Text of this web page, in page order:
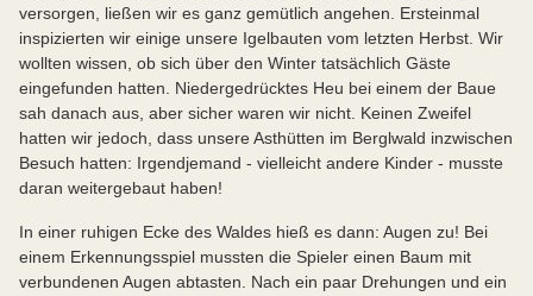
versorgen, ließen wir es ganz gemütlich angehen. Ersteinmal
inspizierten wir einige unsere Igelbauten vom letzten Herbst. Wir
wollten wissen, ob sich über den Winter tatsächlich Gäste
eingefunden hatten. Niedergedrücktes Heu bei einem der Baue
sah danach aus, aber sicher waren wir nicht. Keinen Zweifel
hatten wir jedoch, dass unsere Asthütten im Berglwald inzwischen
Besuch hatten: Irgendjemand - vielleicht andere Kinder - musste
daran weitergebaut haben!
In einer ruhigen Ecke des Waldes hieß es dann: Augen zu! Bei
einem Erkennungsspiel mussten die Spieler einen Baum mit
verbundenen Augen abtasten. Nach ein paar Drehungen und ein